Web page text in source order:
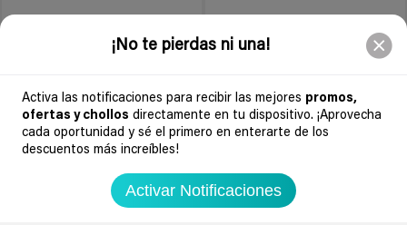
¡No te pierdas ni una!
Activa las notificaciones para recibir las mejores promos,
ofertas y chollos directamente en tu dispositivo. ¡Aprovecha
cada oportunidad y sé el primero en enterarte de los
descuentos más increíbles!
Activar Notificaciones
71,99€
-19% 6 años